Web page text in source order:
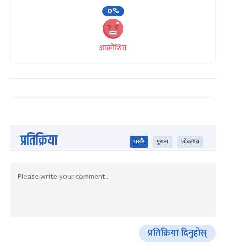
0%
आक्रोशित
प्रतिक्रिया भर्खरै पुराना लोकप्रिय
प्रतिक्रिया दिनुहोस्